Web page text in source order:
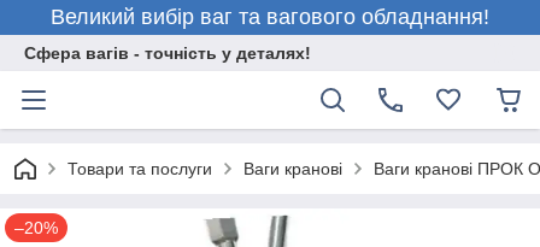
Великий вибір ваг та вагового обладнання!
Сфера вагів - точність у деталях!
Товари та послуги Ваги кранові Ваги кранові ПРОК
–20%